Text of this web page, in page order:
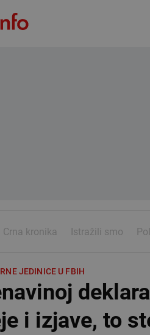
Crna kronika Istražili smo
JEDINICE U FBIH
i izjave, to